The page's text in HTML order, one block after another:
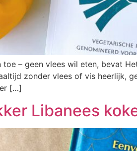
– geen vlees wil eten, bevat
zonder vlees of vis heerlijk,
[…]
Libanees